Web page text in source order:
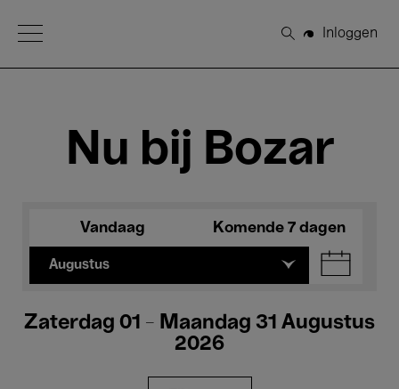
Open Menu
Zoeken
Inloggen
Nu bij Bozar
Vandaag Komende 7 dagen
Augustus
Zaterdag 01 - Maandag 31 Augustus
2026